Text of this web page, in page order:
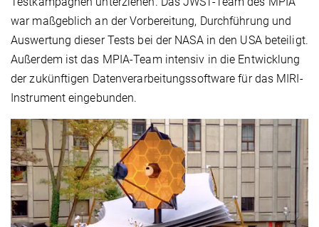
war maßgeblich an der Vorbereitung, Durchführung und
Auswertung dieser Tests bei der NASA in den USA beteiligt.
Außerdem ist das MPIA-Team intensiv in die Entwicklung
der zukünftigen Datenverarbeitungssoftware für das MIRI-
Instrument eingebunden.